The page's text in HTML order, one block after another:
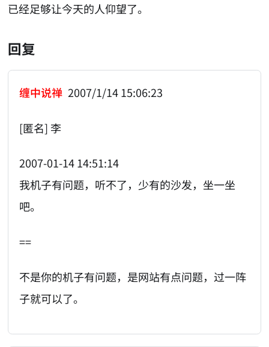
已经足够让今天的人仰望了。
回复
缠中说禅 2007/1/14 15:06:23
[匿名] 李
2007-01-14 14:51:14
我机子有问题，听不了，少有的沙发，坐一坐
吧。
==
不是你的机子有问题，是网站有点问题，过一阵
子就可以了。